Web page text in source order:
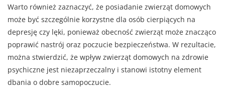
Warto również zaznaczyć, że posiadanie zwierząt domowych
może być szczególnie korzystne dla osób cierpiących na
depresję czy lęki, ponieważ obecność zwierząt może znacząco
poprawić nastrój oraz poczucie bezpieczeństwa. W rezultacie,
można stwierdzić, że wpływ zwierząt domowych na zdrowie
psychiczne jest niezaprzeczalny i stanowi istotny element
dbania o dobre samopoczucie.